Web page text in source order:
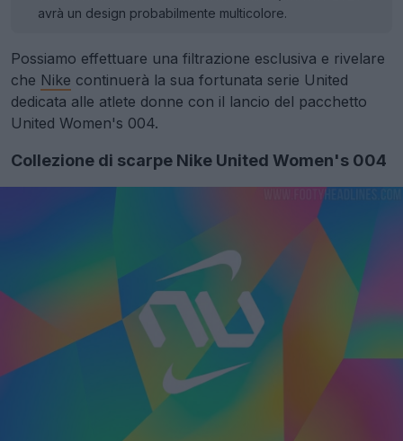
avrà un design probabilmente multicolore.
Possiamo effettuare una filtrazione esclusiva e rivelare
che Nike continuerà la sua fortunata serie United
dedicata alle atlete donne con il lancio del pacchetto
United Women's 004.
Collezione di scarpe Nike United Women's 004